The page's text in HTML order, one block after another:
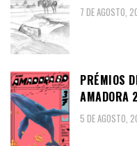
7 DE AGOSTO,
PRÉMIOS
AMADORA
5 DE AGOSTO,